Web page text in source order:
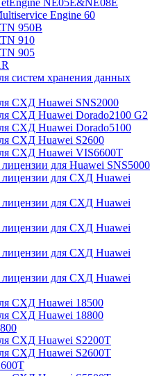
NE05E&NE08E
Engine 60
950B
910
905
систем хранения данных
СХД Huawei SNS2000
СХД Huawei Dorado2100 G2
СХД Huawei Dorado5100
СХД Huawei S2600
СХД Huawei VIS6600T
для Huawei SNS5000
лицензии для СХД Huawei
лицензии для СХД Huawei
лицензии для СХД Huawei
лицензии для СХД Huawei
лицензии для СХД Huawei
СХД Huawei 18500
СХД Huawei 18800
СХД Huawei S2200T
СХД Huawei S2600T